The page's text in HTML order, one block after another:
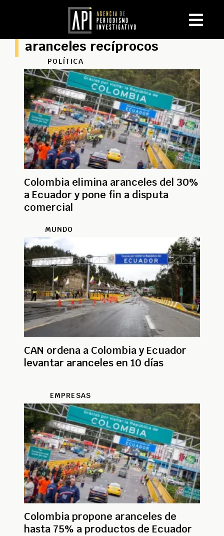
aranceles recíprocos
POLÍTICA
Colombia elimina aranceles del 30%
a Ecuador y pone fin a disputa
comercial
MUNDO
CAN ordena a Colombia y Ecuador
levantar aranceles en 10 días
EMPRESAS
Colombia propone aranceles de
hasta 75% a productos de Ecuador